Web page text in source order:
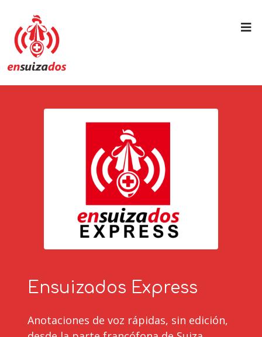
Ensuizados Express
Anotaciones de voz rápidas, sin edición,